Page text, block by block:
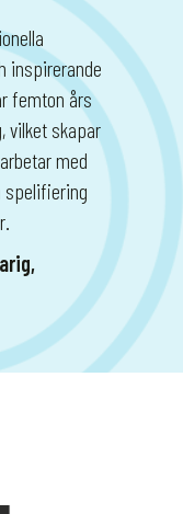
inspirerande
femton års
vilket skapar
med
spelifiering